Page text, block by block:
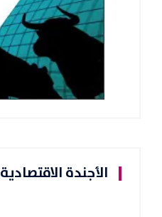
الأجندة الاقتصادية